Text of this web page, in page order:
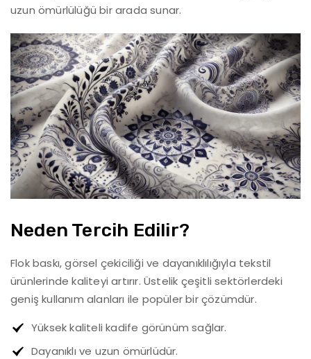
uzun ömürlülüğü bir arada sunar.
Neden Tercih Edilir?
Flok baskı, görsel çekiciliği ve dayanıklılığıyla tekstil
ürünlerinde kaliteyi artırır. Üstelik çeşitli sektörlerdeki
geniş kullanım alanları ile popüler bir çözümdür.
Yüksek kaliteli kadife görünüm sağlar.
Dayanıklı ve uzun ömürlüdür.